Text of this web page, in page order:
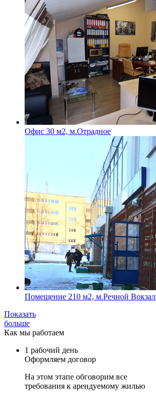
Офис 30 м2, м.Отрадное
Помещение 210 м2, м.Речной Вокзал
Показать
больше
Как мы работаем
1 рабочий день
Оформляем договор
На этом этапе обговорим все
требования к арендуемому жилью